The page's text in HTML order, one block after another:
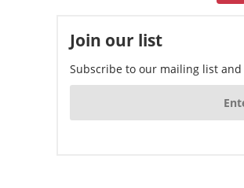
Join our list
Subscribe to our mailing list